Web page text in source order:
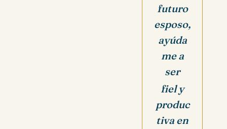
futuro
esposo,
ayúda
me a
ser
fiel y
produc
tiva en